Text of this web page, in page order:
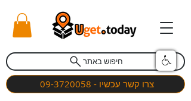
חיפוש באתר
צרו קשר עכשיו - 09-3720058